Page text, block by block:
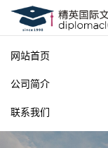
网站首页
公司简介
联系我们